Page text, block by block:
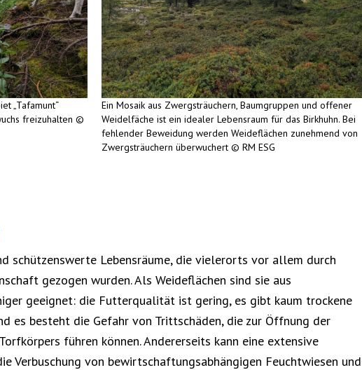
„Tafamunt“
freizuhalten ©
Ein Mosaik aus Zwergsträuchern, Baumgruppen und offener
Weidelfäche ist ein idealer Lebensraum für das Birkhuhn. Bei
fehlender Beweidung werden Weideflächen zunehmend von
Zwergsträuchern überwuchert © RM ESG
schützenswerte Lebensräume, die vielerorts vor allem durch
gezogen wurden. Als Weideflächen sind sie aus
geeignet: die Futterqualität ist gering, es gibt kaum trockene
es besteht die Gefahr von Trittschäden, die zur Öffnung der
führen können. Andererseits kann eine extensive
Verbuschung von bewirtschaftungsabhängigen Feuchtwiesen und